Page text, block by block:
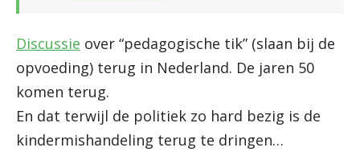
Discussie over “pedagogische tik” (slaan bij de
opvoeding) terug in Nederland. De jaren 50
komen terug.
En dat terwijl de politiek zo hard bezig is de
kindermishandeling terug te dringen…